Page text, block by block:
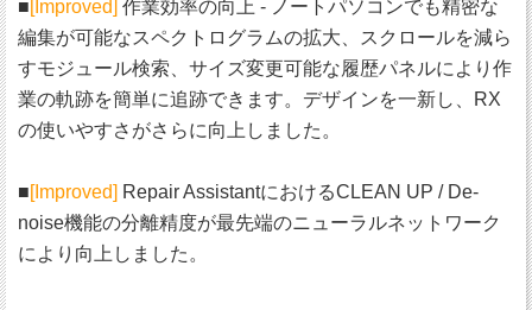
■ [Improved] 作業効率の向上 - ノートパソコンでも精密な
編集が可能なスペクトログラムの拡大、スクロールを減ら
すモジュール検索、サイズ変更可能な履歴パネルにより作
業の軌跡を簡単に追跡できます。デザインを一新し、RX
の使いやすさがさらに向上しました。
■ [Improved]
Repair AssistantにおけるCLEAN UP / De-
noise機能の分離精度が最先端のニューラルネットワーク
により向上しました。